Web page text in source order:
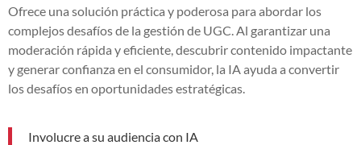
Ofrece una solución práctica y poderosa para abordar los
complejos desafíos de la gestión de UGC. Al garantizar una
moderación rápida y eficiente, descubrir contenido impactante
y generar confianza en el consumidor, la IA ayuda a convertir
los desafíos en oportunidades estratégicas.
Involucre a su audiencia con IA